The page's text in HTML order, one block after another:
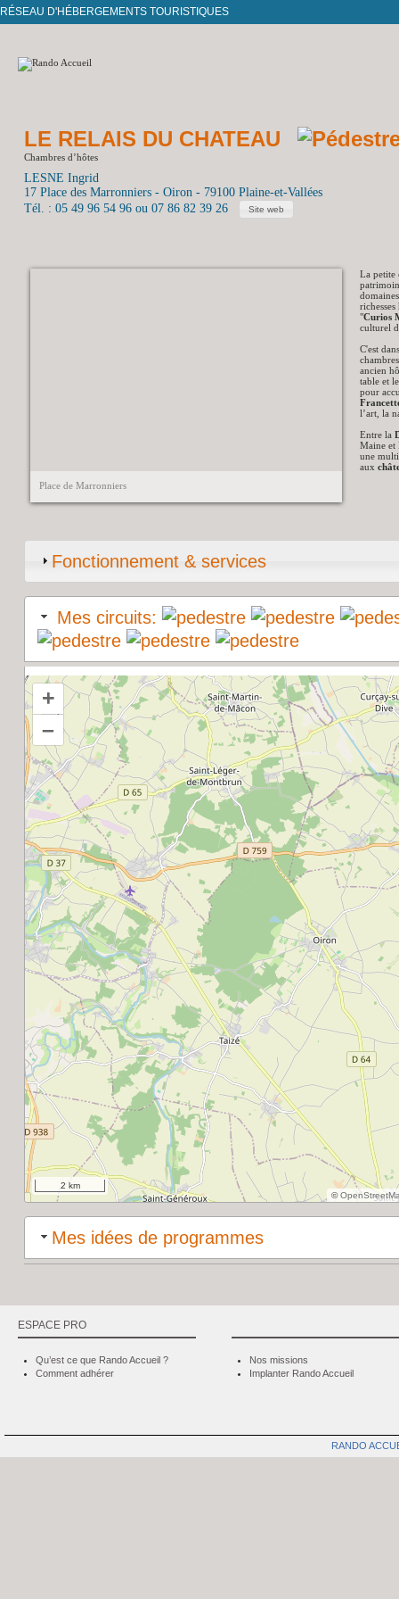
RÉSEAU D'HÉBERGEMENTS TOURISTIQUES
LE RELAIS DU CHATEAU
Chambres d’hôtes
LESNE Ingrid
17 Place des Marronniers - Oiron - 79100 Plaine-et-Vallées
Tél. : 05 49 96 54 96 ou 07 86 82 39 26
Site web
Place de Marronniers
La petite
"Curios
culturel
C'est
ancien
table et
pour
l’art, la
Entre la
Maine et
une
aux
Fonctionnement & services
Mes circuits:
+
–
©
2 km
Mes idées de programmes
ESPACE PRO
Qu’est ce que Rando Accueil ?
Comment adhérer
Nos missions
Implanter Rando Accueil
RANDO